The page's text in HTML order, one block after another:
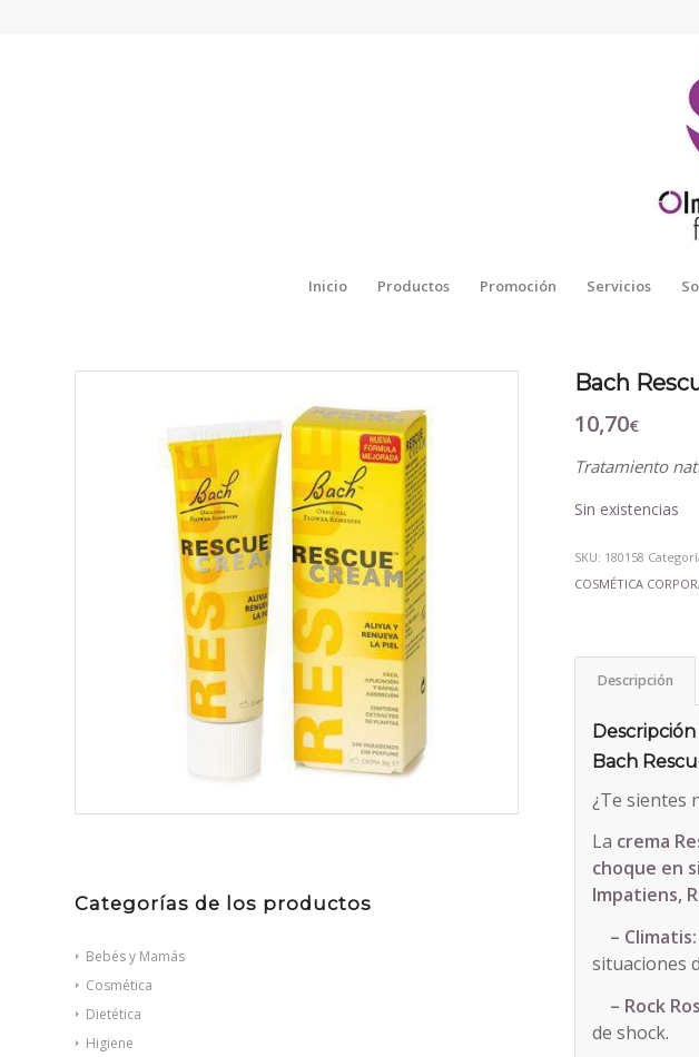
Inicio Productos Promoción Servicios
Categorías de los productos
Bebés y Mamás
Cosmética
Dietética
Higiene
Bach
10,70€
Tratamiento
Sin existencias
SKU: 180158
COSMÉTICA
Descripción
Descripción
Bach
¿Te sientes
La crema
choque en
Impatiens,
– Climatis:
situaciones
– Rock
de shock.